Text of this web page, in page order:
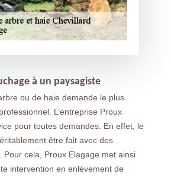
à un paysagiste
ou de haie demande le plus
L’entreprise Proux
pour toutes demandes. En effet, le
être fait avec des
Pour cela, Proux Elagage met ainsi
intervention en enlèvement de